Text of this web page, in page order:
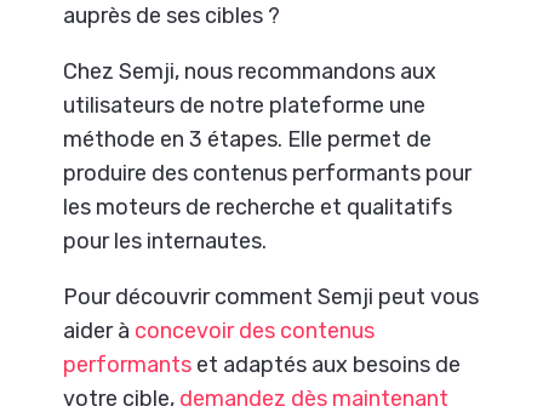
auprès de ses cibles ?
Chez Semji, nous recommandons aux
utilisateurs de notre plateforme une
méthode en 3 étapes. Elle permet de
produire des contenus performants pour
les moteurs de recherche et qualitatifs
pour les internautes.
Pour découvrir comment Semji peut vous
aider à concevoir des contenus
performants et adaptés aux besoins de
votre cible, demandez dès maintenant